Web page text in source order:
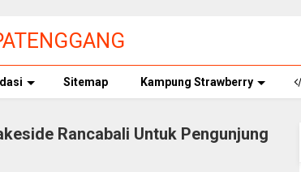
Sitemap Kampung Strawberry
Rancabali Untuk Pengunjung